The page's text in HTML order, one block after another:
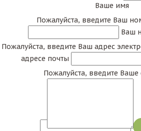
Ваше имя
Пожалуйста, введите Ваш
Ваш
Пожалуйста, введите Ваш адрес
адресе почты
Пожалуйста, введите